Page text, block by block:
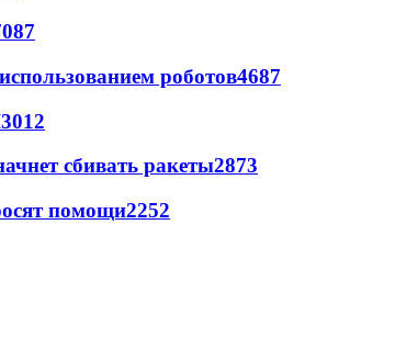
роботов4687
3012
сбивать ракеты2873
помощи2252